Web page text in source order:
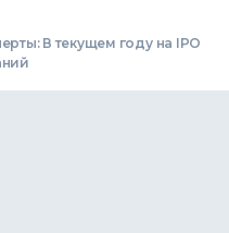
В текущем году на IPO